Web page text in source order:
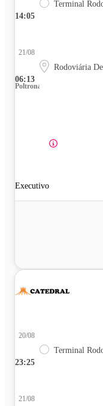
14:05
Terminal
06:13
21/08
Rodoviária
Poltrona
Executivo
23:25
20/08
Terminal
21/08